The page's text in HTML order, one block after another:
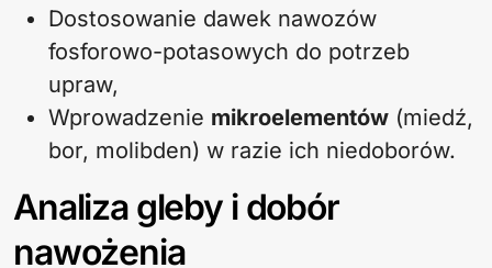
Dostosowanie dawek nawozów
fosforowo-potasowych do potrzeb
upraw,
Wprowadzenie mikroelementów (miedź,
bor, molibden) w razie ich niedoborów.
Analiza gleby i dobór
nawożenia